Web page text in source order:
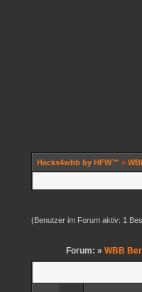
Hacks4wbb by HFW™ »
(Benutzer im Forum aktiv: 1
Forum: » WBB